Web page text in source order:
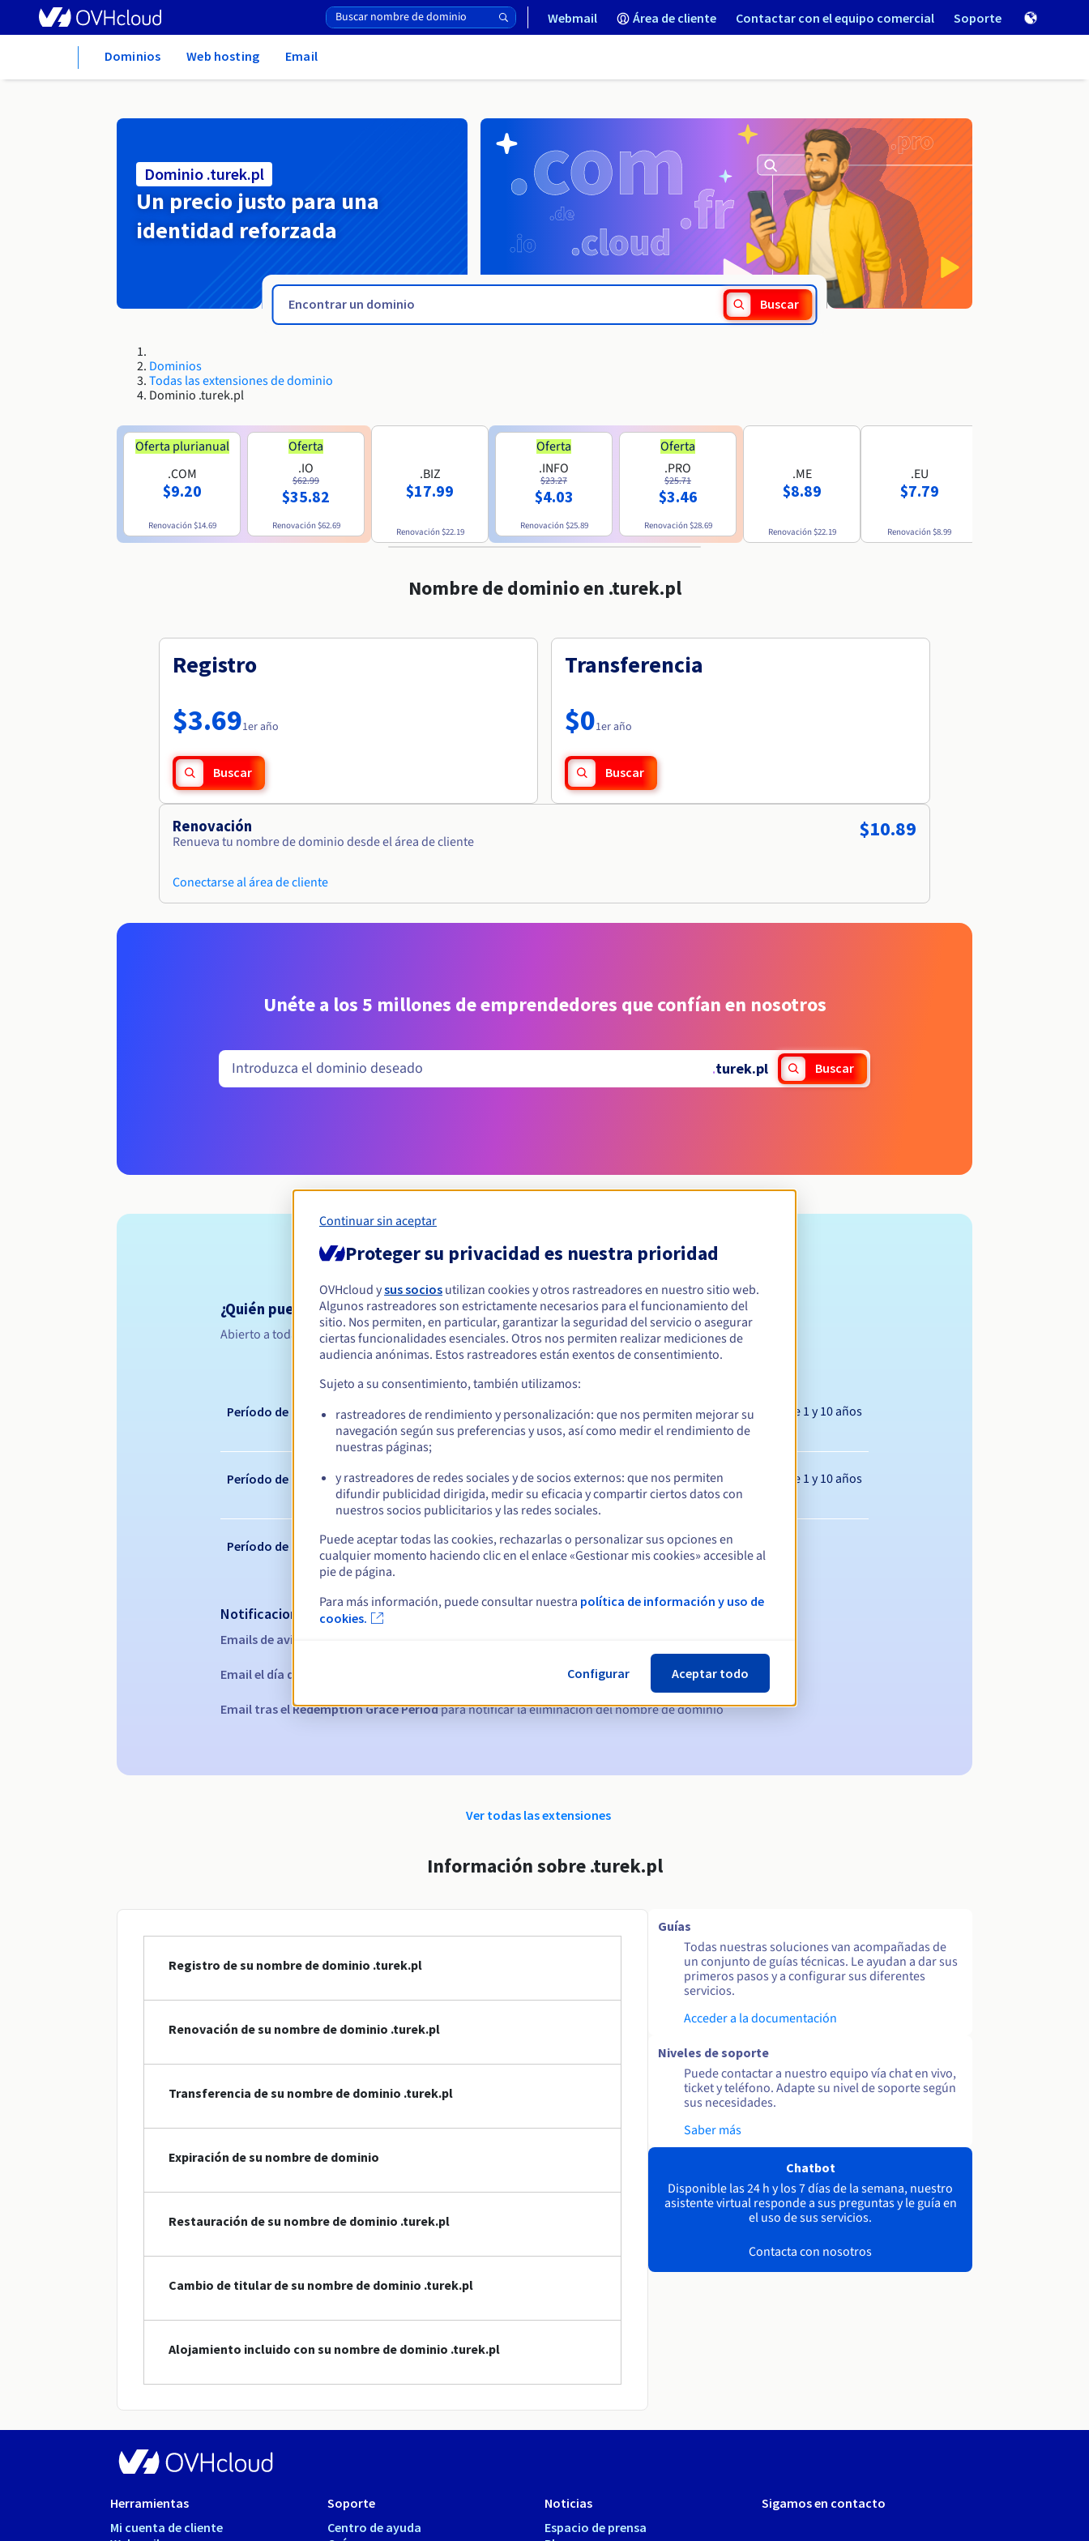
Webmail Área de cliente Contactar con el equipo comercial Soporte
Dominios Web hosting Email
Dominio .turek.pl
Un precio justo para una
identidad reforzada
Buscar
Dominios
Todas las extensiones de dominio
Dominio .turek.pl
Oferta plurianual
.COM
$9.20
Renovación$14.69
Oferta
.IO
$62.99
$35.82
Renovación$62.69
.BIZ
$17.99
Renovación$22.19
Oferta
.INFO
$23.27
$4.03
Renovación$25.89
Oferta
.PRO
$25.71
$3.46
Renovación$28.69
.ME
$8.89
Renovación$22.19
.EU
$7.79
Renovación$8.99
Nombre de dominio en .turek.pl
Registro
$3.691er año
Buscar
Transferencia
$01er año
Buscar
Renovación
Renueva tu nombre de dominio desde el área de cliente
Conectarse al área de cliente
$10.89
Unéte a los 5 millones de emprendedores que confían en nosotros
.turek.pl Buscar
Condiciones de elegibilidad
¿Quién puede registrar un .turek.pl?
Abierto a todas las personas físicas o jurídicas, sin restricción geográfica.
Período de registro Entre 1 y 10 años
Período de renovación Entre 1 y 10 años
Período de redención
Notificaciones automáticas:
Emails de aviso:
Email el día del vencimiento para notificar la suspensión del nombre de dominio
Email tras el Redemption Grace Periodpara notificar la eliminación del nombre de dominio
Ver todas las extensiones
Información sobre .turek.pl
Registro de su nombre de dominio .turek.pl
Renovación de su nombre de dominio .turek.pl
Transferencia de su nombre de dominio .turek.pl
Expiración de su nombre de dominio
Restauración de su nombre de dominio .turek.pl
Cambio de titular de su nombre de dominio .turek.pl
Alojamiento incluido con su nombre de dominio .turek.pl
Guías
Todas nuestras soluciones van acompañadas de
un conjunto de guías técnicas. Le ayudan a dar sus
primeros pasos y a configurar sus diferentes
servicios.
Acceder a la documentación
Niveles de soporte
Puede contactar a nuestro equipo vía chat en vivo,
ticket y teléfono. Adapte su nivel de soporte según
sus necesidades.
Saber más
Chatbot
Disponible las 24 h y los 7 días de la semana, nuestro
asistente virtual responde a sus preguntas y le guía en
el uso de sus servicios.
Contacta con nosotros
Herramientas
Mi cuenta de cliente
Soporte
Centro de ayuda
Noticias
Espacio de prensa
Sigamos en contacto
Continuar sin aceptar
Proteger su privacidad es nuestra prioridad
OVHcloud ysus socios utilizan cookies y otros rastreadores en nuestro sitio web.
Algunos rastreadores son estrictamente necesarios para el funcionamiento del
sitio. Nos permiten, en particular, garantizar la seguridad del servicio o asegurar
ciertas funcionalidades esenciales. Otros nos permiten realizar mediciones de
audiencia anónimas. Estos rastreadores están exentos de consentimiento.
Sujeto a su consentimiento, también utilizamos:
rastreadores de rendimiento y personalización: que nos permiten mejorar su
navegación según sus preferencias y usos, así como medir el rendimiento de
nuestras páginas;
y rastreadores de redes sociales y de socios externos: que nos permiten
difundir publicidad dirigida, medir su eficacia y compartir ciertos datos con
nuestros socios publicitarios y las redes sociales.
Puede aceptar todas las cookies, rechazarlas o personalizar sus opciones en
cualquier momento haciendo clic en el enlace «Gestionar mis cookies» accesible al
pie de página.
Para más información, puede consultar nuestra política de información y uso de
cookies.
Configurar Aceptar todo